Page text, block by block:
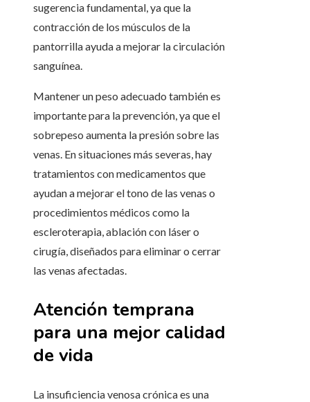
sugerencia fundamental, ya que la
contracción de los músculos de la
pantorrilla ayuda a mejorar la circulación
sanguínea.
Mantener un peso adecuado también es
importante para la prevención, ya que el
sobrepeso aumenta la presión sobre las
venas. En situaciones más severas, hay
tratamientos con medicamentos que
ayudan a mejorar el tono de las venas o
procedimientos médicos como la
escleroterapia, ablación con láser o
cirugía, diseñados para eliminar o cerrar
las venas afectadas.
Atención temprana
para una mejor calidad
de vida
La insuficiencia venosa crónica es una